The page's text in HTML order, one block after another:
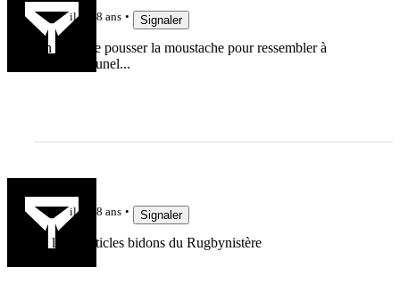
il y a 8 ans Signaler
On se laisse pousser la moustache pour ressembler à
Jacques Brunel...
il y a 8 ans Signaler
on lit les articles bidons du Rugbynistère